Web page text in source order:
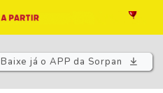
Baixe já o APP da Sorpan